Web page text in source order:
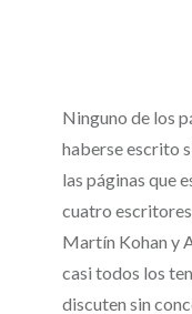
Ninguno de los
haberse escrito
las páginas que
cuatro
Martín Kohan y
casi todos los
discuten sin